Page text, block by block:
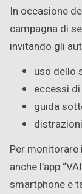
In occasione
campagna di
invitando gli
uso dello
eccessi
guida
Per
anche l’app
smartphone e